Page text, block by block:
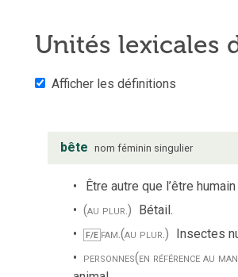
Unités lexicales
Afficher les définitions
bête nom féminin singulier
Être autre que l’être
(au plur.) Bétail.
F/E fam.(au plur.) Insectes
personnes(en référence au